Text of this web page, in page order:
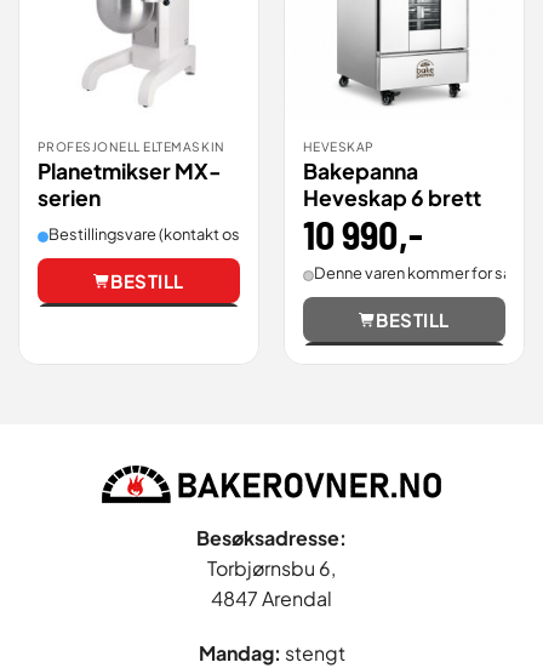
PROFESJONELL ELTEMASKIN
Planetmikser MX-
serien
Bestillingsvare (kontakt oss for leveringstid).
BESTILL
HEVESKAP
Bakepanna
Heveskap 6 brett
10 990,-
Denne varen kommer for salg.
BESTILL
Besøksadresse:
Torbjørnsbu 6,
4847 Arendal
Mandag: stengt